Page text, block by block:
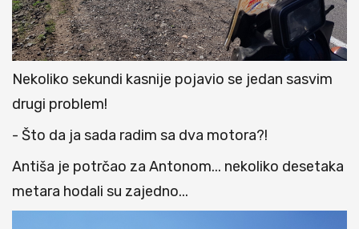
Nekoliko sekundi kasnije pojavio se jedan sasvim
drugi problem!
- Što da ja sada radim sa dva motora?!
Antiša je potrčao za Antonom... nekoliko desetaka
metara hodali su zajedno...